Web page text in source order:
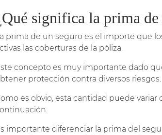
significa la prima de
prima de un seguro es el importe que
las coberturas de la póliza.
concepto es muy importante dado
protección contra diversos riesgos.
es obvio, esta cantidad puede
importante diferenciar la prima del